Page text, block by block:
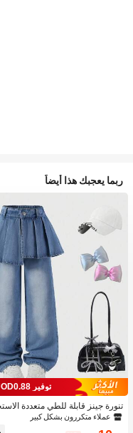
ربما يعجبك هذا أيضاً
توفير JOD0.88
تنورة جينز قابلة للطي متعددة
ت بتصميم قطعتين للبنات 1 قطعة
عملاء متكررون بشكل كبير